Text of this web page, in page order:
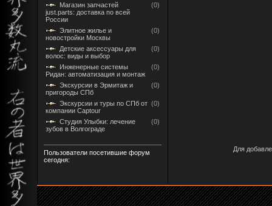
Магазин запчастей
just.parts: доставка по всей
России
(0)
Элитное жилье и
новостройки Москвы
(0)
Детские аксессуары для
волос: виды и выбор
(0)
Инженерные системы
Ридан: автоматизация и монтаж
(0)
Экскурсии в Эрмитаж и
пригороды СПб
(0)
Экскурсии и туры по СПб от
компании Captour
(0)
Студия Улыбки: лечение
зубов в Волгограде
(0)
Пользователи посетившие форум
сегодня:
Для